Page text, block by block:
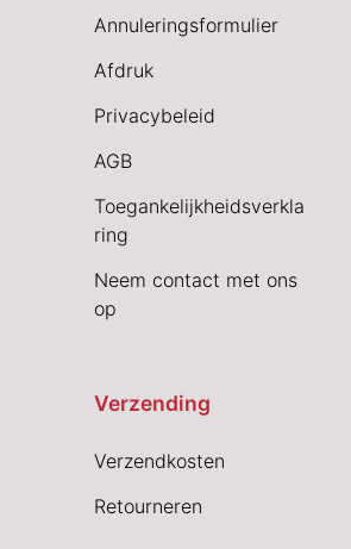
Annuleringsformulier
Afdruk
Privacybeleid
AGB
Toegankelijkheidsverkla
ring
Neem contact met ons
op
Verzending
Verzendkosten
Retourneren